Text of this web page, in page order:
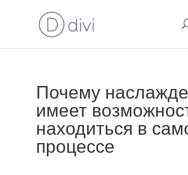
Почему
имеет
находиться в
процессе